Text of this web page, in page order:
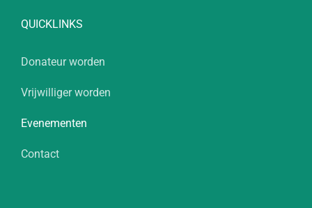
QUICKLINKS
Donateur worden
Vrijwilliger worden
Evenementen
Contact